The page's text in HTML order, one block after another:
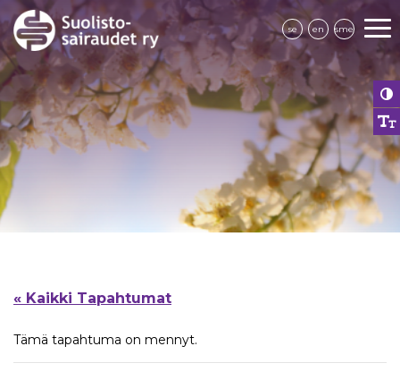
se en sme
« Kaikki Tapahtumat
Tämä tapahtuma on mennyt.